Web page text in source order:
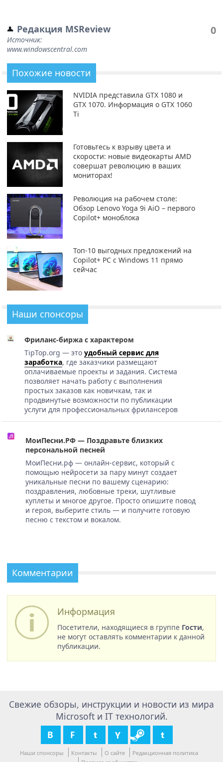
Редакция MSReview
Источник:
www.windowscentral.com
0
Похожие новости
NVIDIA представила GTX 1080 и
GTX 1070. Информация о GTX 1060
Ti
Готовьтесь к взрыву цвета и
скорости: новые видеокарты AMD
совершат революцию в ваших
мониторах!
Революция на рабочем столе:
Обзор Lenovo Yoga 9i AiO – первого
Copilot+ моноблока
Топ-10 выгодных предложений на
Copilot+ PC с Windows 11 прямо
сейчас
Наши спонсоры
Фриланс-биржа с характером
TipTop.org — это удобный сервис для
заработка, где заказчики размещают
оплачиваемые проекты и задания. Система
позволяет начать работу с выполнения
простых заказов как новичкам, так и
продвинутые возможности по публикации
услуги для профессиональных фрилансеров
МоиПесни.РФ — Поздравьте близких
персональной песней
МоиПесни.рф — онлайн-сервис, который с
помощью нейросети за пару минут создает
уникальные песни по вашему сценарию:
поздравления, любовные треки, шутливые
куплеты и многое другое. Просто опишите повод
и героя, выберите стиль — и получите готовую
песню с текстом и вокалом.
Комментарии
Информация
Посетители, находящиеся в группе Гости,
не могут оставлять комментарии к данной
публикации.
Свежие обзоры, инструкции и новости из мира
Microsoft и IT технологий.
Наши спонсоры Контакты О сайте
Редакционная политика